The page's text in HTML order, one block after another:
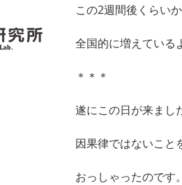
この2週間後くらい
全国的に増えている
＊＊＊
遂にこの日が来まし
因果律ではないこと
おっしゃったのです